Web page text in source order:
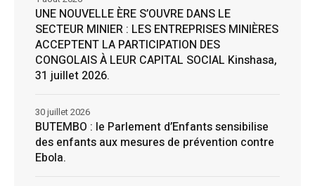
UNE NOUVELLE ÈRE S’OUVRE DANS LE
SECTEUR MINIER : LES ENTREPRISES MINIÈRES
ACCEPTENT LA PARTICIPATION DES
CONGOLAIS À LEUR CAPITAL SOCIAL Kinshasa,
31 juillet 2026.
BUTEMBO : le Parlement d’Enfants sensibilise
des enfants aux mesures de prévention contre
Ebola.
30 juillet 2026